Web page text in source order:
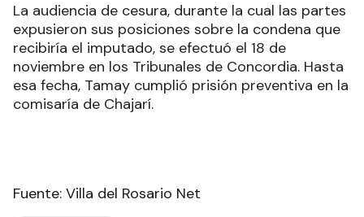
La audiencia de cesura, durante la cual las partes
expusieron sus posiciones sobre la condena que
recibiría el imputado, se efectuó el 18 de
noviembre en los Tribunales de Concordia. Hasta
esa fecha, Tamay cumplió prisión preventiva en la
comisaría de Chajarí.
Fuente: Villa del Rosario Net